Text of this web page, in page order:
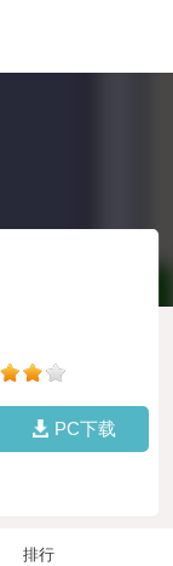
PC下载
排行